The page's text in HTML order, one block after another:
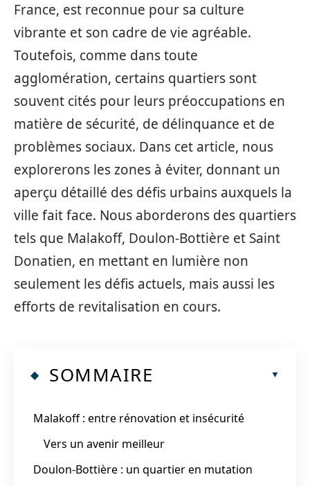
France, est reconnue pour sa culture
vibrante et son cadre de vie agréable.
Toutefois, comme dans toute
agglomération, certains quartiers sont
souvent cités pour leurs préoccupations en
matière de sécurité, de délinquance et de
problèmes sociaux. Dans cet article, nous
explorerons les zones à éviter, donnant un
aperçu détaillé des défis urbains auxquels la
ville fait face. Nous aborderons des quartiers
tels que Malakoff, Doulon-Bottière et Saint
Donatien, en mettant en lumière non
seulement les défis actuels, mais aussi les
efforts de revitalisation en cours.
SOMMAIRE
Malakoff : entre rénovation et insécurité
Vers un avenir meilleur
Doulon-Bottière : un quartier en mutation